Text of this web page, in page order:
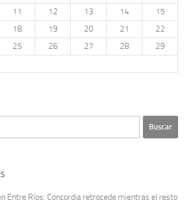
11 12 13 14
15
18 19 20 21
22
25 26 27 28
29
Entre Ríos: Concordia retrocede mientras el resto